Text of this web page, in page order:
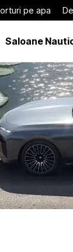
pe apa
Saloane